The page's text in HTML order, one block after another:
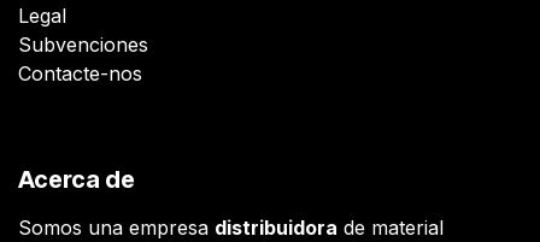
Legal
Subvenciones
Contacte-nos
Acerca de
Somos una empresa distribuidora de material